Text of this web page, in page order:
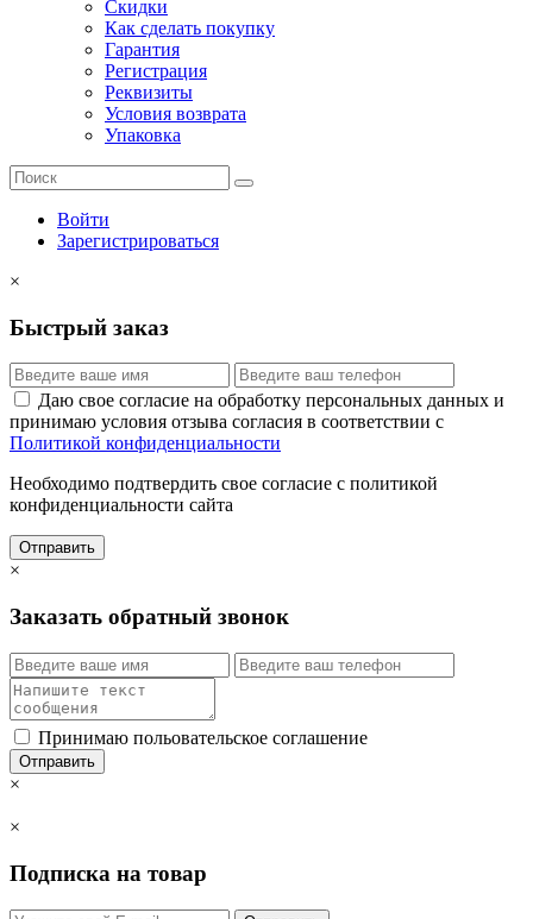
Скидки
Как сделать покупку
Гарантия
Регистрация
Реквизиты
Условия возврата
Упаковка
Войти
Зарегистрироваться
×
Быстрый заказ
Даю свое согласие на обработку персональных данных и
принимаю условия отзыва согласия в соответствии с
Политикой конфиденциальности
Необходимо подтвердить свое согласие с политикой
конфиденциальности сайта
Отправить
×
Заказать обратный звонок
Принимаю польовательское соглашение
Отправить
×
×
Подписка на товар